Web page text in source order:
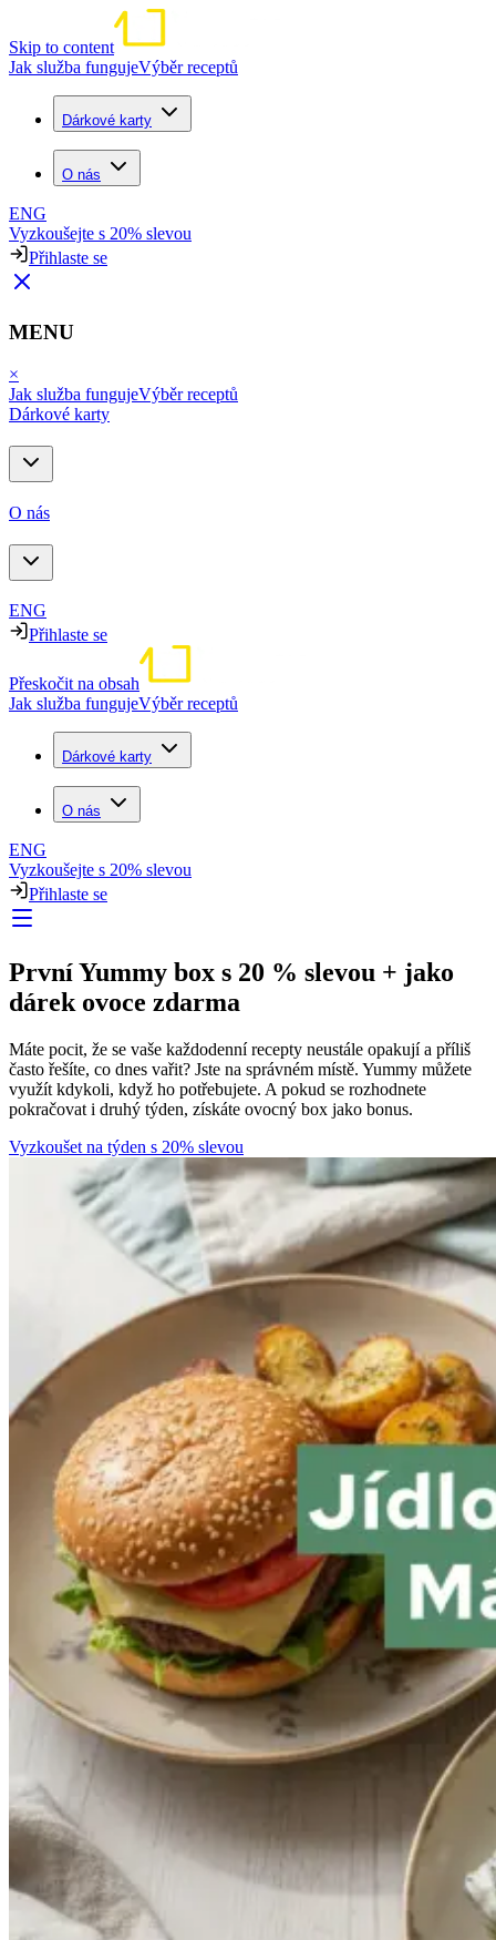
Skip to content
Jak služba fungujeVýběr receptů
Dárkové karty
O nás
ENG
Vyzkoušejte s 20% slevou
Přihlaste se
MENU
×
Jak služba fungujeVýběr receptů
Dárkové karty
O nás
ENG
Přihlaste se
Přeskočit na obsah
Jak služba fungujeVýběr receptů
Dárkové karty
O nás
ENG
Vyzkoušejte s 20% slevou
Přihlaste se
První Yummy box s 20 % slevou + jako
dárek ovoce zdarma
Máte pocit, že se vaše každodenní recepty neustále opakují a příliš
často řešíte, co dnes vařit? Jste na správném místě. Yummy můžete
využít kdykoli, když ho potřebujete. A pokud se rozhodnete
pokračovat i druhý týden, získáte ovocný box jako bonus.
Vyzkoušet na týden s 20% slevou